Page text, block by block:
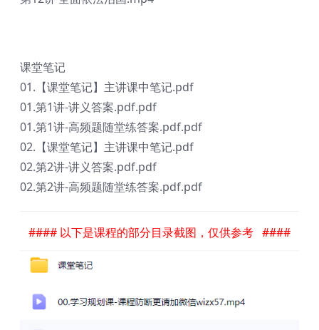
课堂笔记
01.【课堂笔记】主讲课中笔记.pdf
01.第1讲-讲义答案.pdf.pdf
01.第1讲-高频题随堂练答案.pdf.pdf
02.【课堂笔记】主讲课中笔记.pdf
02.第2讲-讲义答案.pdf.pdf
02.第2讲-高频题随堂练答案.pdf.pdf
#### 以下是课程的部分目录截图，仅供参考 ####